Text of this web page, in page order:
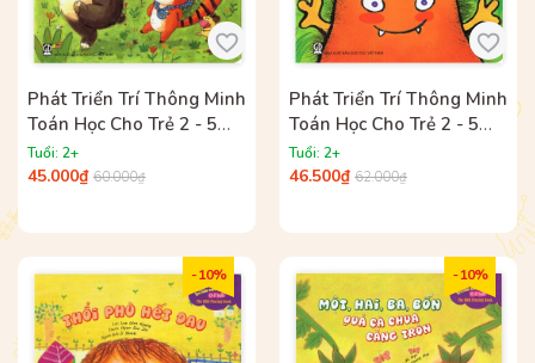
Phát Triển Trí Thông Minh
Toán Học Cho Trẻ 2 - 5
Tuổi - Món Quà Dành
Tặng To Rang
Tuổi: 2+
45.000₫ 60.000₫
Phát Triển Trí Thông Minh
Toán Học Cho Trẻ 2 - 5
Tuổi - Cuốn Sách Quái
Vật
Tuổi: 2+
46.500₫ 62.000₫
- 10% - 10%